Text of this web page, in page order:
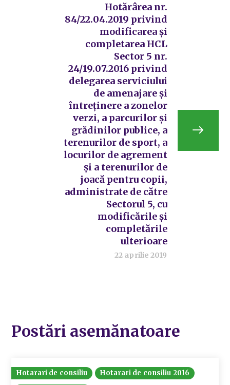
Hotărârea nr.
84/22.04.2019 privind
modificarea și
completarea HCL
Sector 5 nr.
24/19.07.2016 privind
delegarea serviciului
de amenajare și
întreținere a zonelor
verzi, a parcurilor și
grădinilor publice, a
terenurilor de sport, a
locurilor de agrement
și a terenurilor de
joacă pentru copii,
administrate de către
Sectorul 5, cu
modificările și
completările
ulterioare
22 aprilie 2019
Postări asemănatoare
Hotarari de consiliu
Hotarari de consiliu 2016